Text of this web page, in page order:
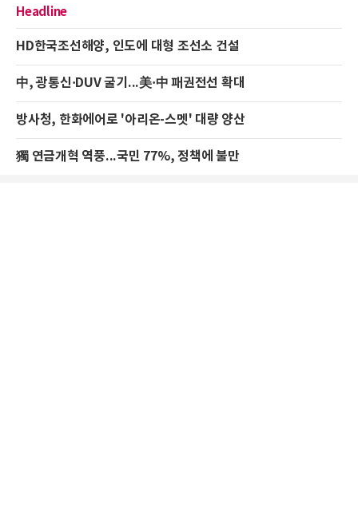
Headline
HD한국조선해양, 인도에 대형 조선소 건설
中, 광통신·DUV 굴기...美·中 패권전선 확대
방사청, 한화에어로 '아리온-스멧' 대량 양산
獨 연금개혁 역풍...국민 77%, 정책에 불만